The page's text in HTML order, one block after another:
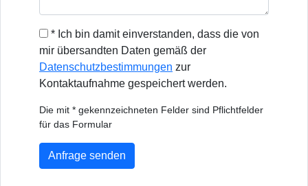
* Ich bin damit einverstanden, dass die von
mir übersandten Daten gemäß der
Datenschutzbestimmungen zur
Kontaktaufnahme gespeichert werden.
Die mit * gekennzeichneten Felder sind Pflichtfelder
für das Formular
Anfrage senden